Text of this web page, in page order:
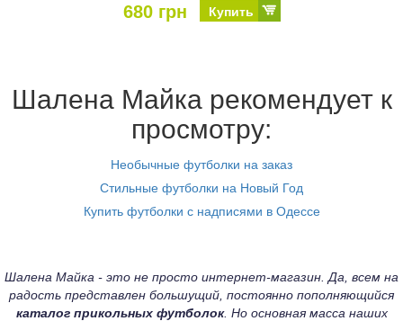
680 грн Купить
Шалена Майка рекомендует к
просмотру:
Необычные футболки на заказ
Стильные футболки на Новый Год
Купить футболки с надписями в Одессе
Шалена Майка - это не просто интернет-магазин. Да, всем на
радость представлен большущий, постоянно пополняющийся
каталог прикольных футболок. Но основная масса наших